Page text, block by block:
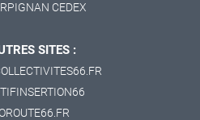
CEDEX
SITES :